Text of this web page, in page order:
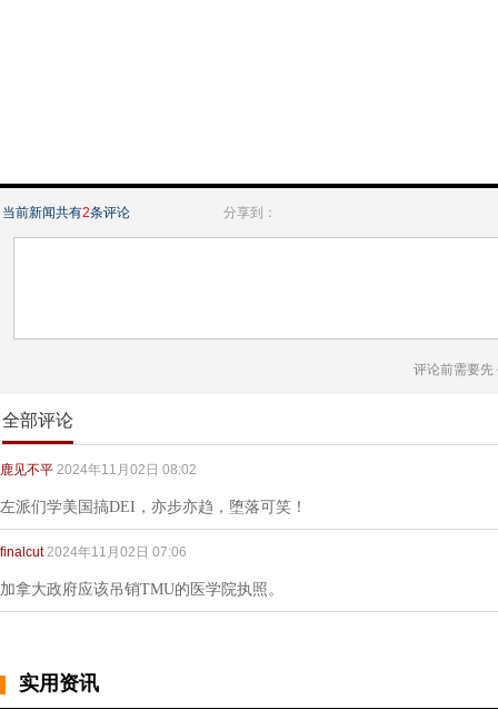
当前新闻共有2条评论 分享到：
评论前需要先
全部评论
鹿见不平 2024年11月02日 08:02
左派们学美国搞DEI，亦步亦趋，堕落可笑！
finalcut 2024年11月02日 07:06
加拿大政府应该吊销TMU的医学院执照。
实用资讯